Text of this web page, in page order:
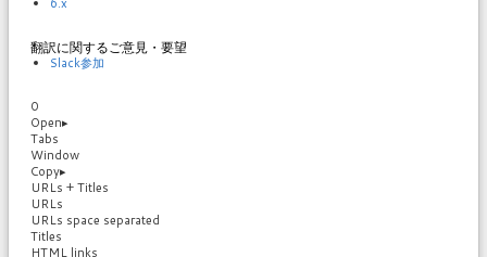
翻訳に関するご意見・要望
Slack参加
0
Open▸
Tabs
Window
Copy▸
URLs + Titles
URLs
URLs space separated
Titles
HTML links